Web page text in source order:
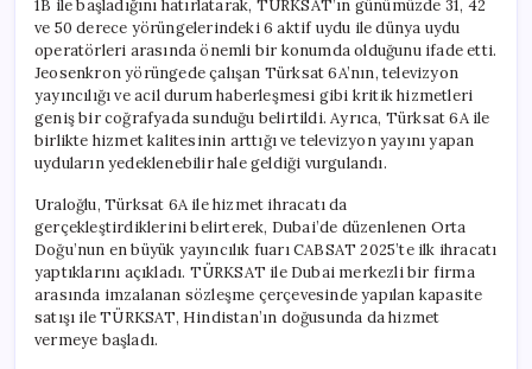
1B ile başladığını hatırlatarak, TÜRKSAT’ın günümüzde 31, 42
ve 50 derece yörüngelerindeki 6 aktif uydu ile dünya uydu
operatörleri arasında önemli bir konumda olduğunu ifade etti.
Jeosenkron yörüngede çalışan Türksat 6A’nın, televizyon
yayıncılığı ve acil durum haberleşmesi gibi kritik hizmetleri
geniş bir coğrafyada sunduğu belirtildi. Ayrıca, Türksat 6A ile
birlikte hizmet kalitesinin arttığı ve televizyon yayını yapan
uyduların yedeklenebilir hale geldiği vurgulandı.
Uraloğlu, Türksat 6A ile hizmet ihracatı da
gerçekleştirdiklerini belirterek, Dubai’de düzenlenen Orta
Doğu’nun en büyük yayıncılık fuarı CABSAT 2025’te ilk ihracatı
yaptıklarını açıkladı. TÜRKSAT ile Dubai merkezli bir firma
arasında imzalanan sözleşme çerçevesinde yapılan kapasite
satışı ile TÜRKSAT, Hindistan’ın doğusunda da hizmet
vermeye başladı.